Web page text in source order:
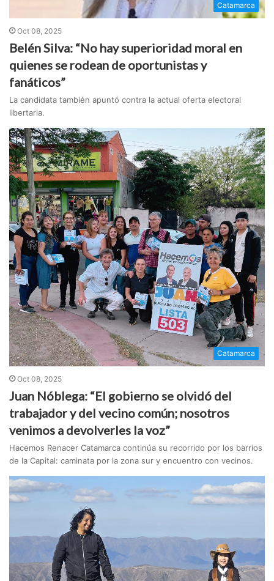
Catamarca
Oct 08, 2025
Belén Silva: “No hay superioridad moral en
quienes se rodean de oportunistas y
fanáticos”
La candidata también apuntó contra la actual oferta electoral
libertaria.
Catamarca
Oct 08, 2025
Juan Nóblega: “El gobierno se olvidó del
trabajador y del vecino común; nosotros
venimos a devolverles la voz”
Hacemos Renacer Catamarca continúa su recorrido por los barrios
de la Capital: caminata por la zona sur y encuentro con vecinos.